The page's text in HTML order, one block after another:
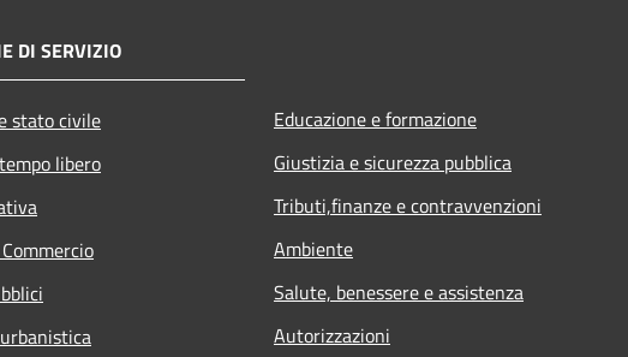
DI SERVIZIO
stato civile
libero
Educazione e formazione
Giustizia e sicurezza pubblica
Tributi,finanze e contravvenzioni
Ambiente
Salute, benessere e assistenza
Autorizzazioni